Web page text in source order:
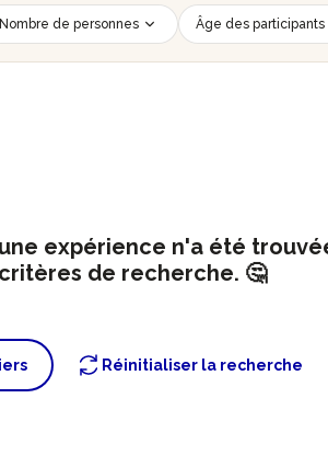
Nombre de personnes Âge des participants
expérience n'a été
de recherche. 🤔
Réinitialiser la recherche